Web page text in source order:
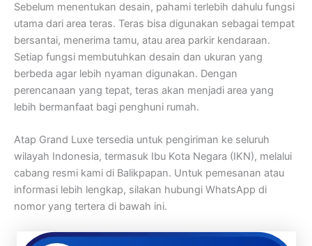
Sebelum menentukan desain, pahami terlebih dahulu fungsi
utama dari area teras. Teras bisa digunakan sebagai tempat
bersantai, menerima tamu, atau area parkir kendaraan.
Setiap fungsi membutuhkan desain dan ukuran yang
berbeda agar lebih nyaman digunakan. Dengan
perencanaan yang tepat, teras akan menjadi area yang
lebih bermanfaat bagi penghuni rumah.
Atap Grand Luxe tersedia untuk pengiriman ke seluruh
wilayah Indonesia, termasuk Ibu Kota Negara (IKN), melalui
cabang resmi kami di Balikpapan. Untuk pemesanan atau
informasi lebih lengkap, silakan hubungi WhatsApp di
nomor yang tertera di bawah ini.